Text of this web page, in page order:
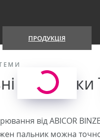
ПРОДУКЦІЯ
пальники
від ABICOR
пальник можна